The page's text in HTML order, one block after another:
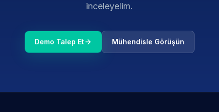
inceleyelim.
Demo Talep Et Mühendisle Görüşün